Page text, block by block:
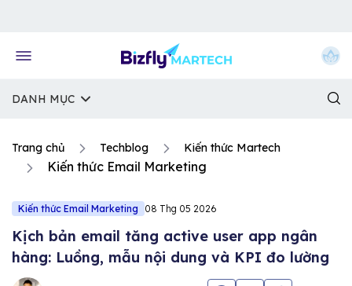
DANH MỤC
Trang chủ Techblog Kiến thức Martech
Kiến thức Email Marketing
Kiến thức Email Marketing 08 Thg 05 2026
Kịch bản email tăng active user app ngân
hàng: Luồng, mẫu nội dung và KPI đo lường